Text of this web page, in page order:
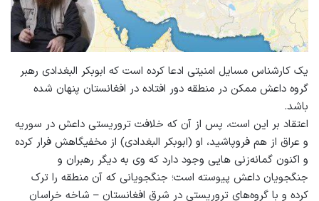
یک کارشناس مسایل امنیتی ادعا کرده است که ابوبکر البغدادی رهبر
گروه داعش ممکن در منطقه دور افتاده در افغانستان پنهان شده
باشد.
اعتقاد بر این است، پس از آن که خلافت تروریستی داعش در سوریه
و عراق از هم فروپاشید، او (ابوبکر البغدادی) از مخفیگاهش فرار کرده
و اکنون گمانه‌زنی هایی وجود دارد که وی به دیگر رهبران و
جنگجویان داعش پیوسته است؛ جنگجویانی که آن منطقه را ترک
کرده و با گروه‌های تروریستی در شرق افغانستان – شاخه خراسان